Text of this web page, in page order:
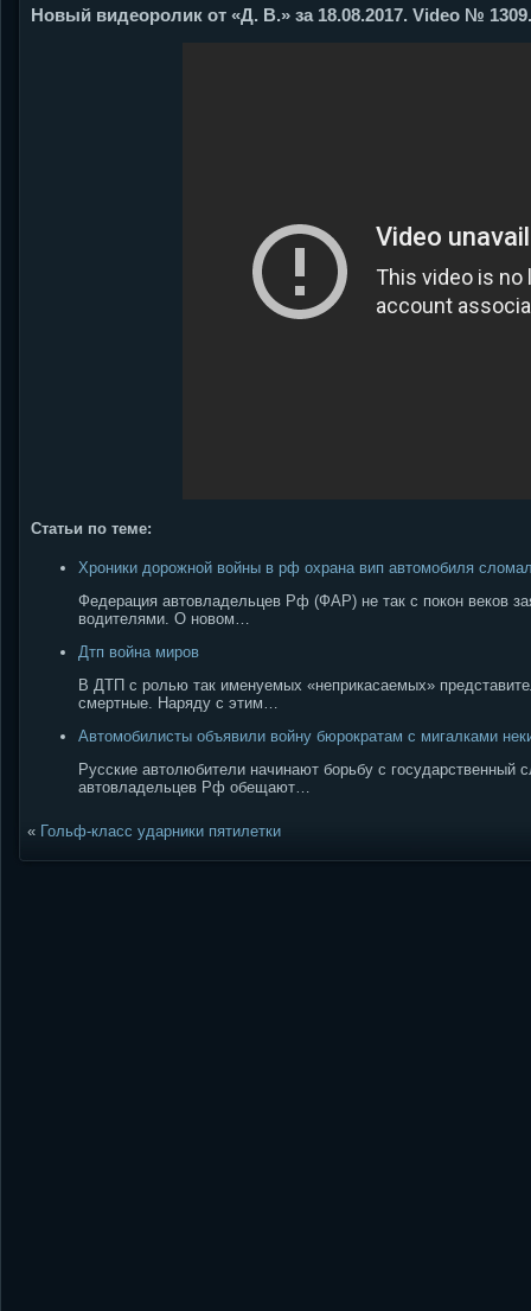
Новый видеоролик от «Д. В.» за 18.08.2017. Video № 1309.
Статьи по теме:
Хроники дорожной войны в рф охрана вип автомобиля
Федерация автовладельцев Рф (ФАР) не так с покон веков
водителями. О новом…
Дтп война миров
В ДТП с ролью так именуемых «неприкасаемых»
смертные. Наряду с этим…
Автомобилисты объявили войну бюрократам с мигалками
Русские автолюбители начинают борьбу с
автовладельцев Рф обещают…
« Гольф-класс ударники пятилетки